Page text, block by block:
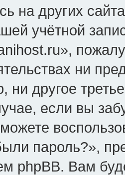
на других
учётной
ни
ни другое
если вы
пароль?»,
phpBB. Вам